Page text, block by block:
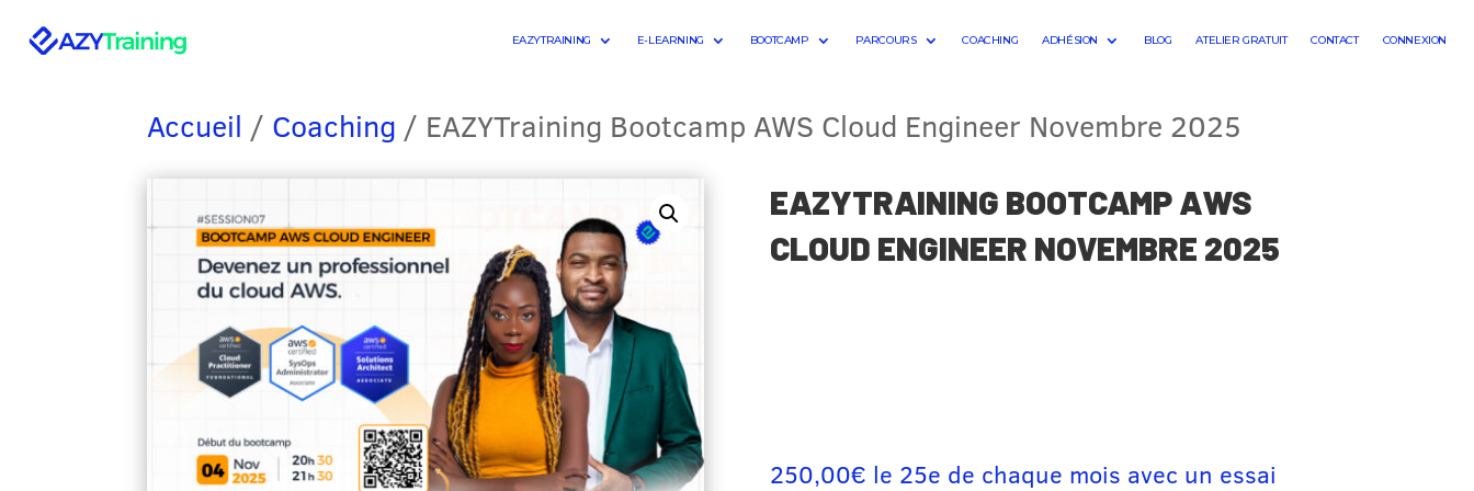
EAZYTRAINING E-LEARNING BOOTCAMP PARCOURS COACHING ADHÉSION BLOG ATELIER GRATUIT CONTACT CONNEXION
Accueil / Coaching / EAZYTraining Bootcamp AWS Cloud Engineer Novembre 2025
EAZYTRAINING BOOTCAMP AWS
CLOUD ENGINEER NOVEMBRE 2025
250,00€ le 25e de chaque mois avec un essai